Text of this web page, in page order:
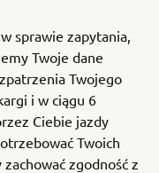
sprawie zapytania,
Twoje dane
Twojego
i w ciągu 6
Ciebie jazdy
Twoich
zgodność z